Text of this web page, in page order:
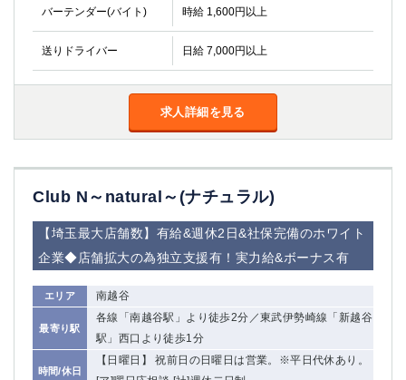
バーテンダー(バイト) 時給 1,600円以上
送りドライバー 日給 7,000円以上
求人詳細を見る
Club N～natural～(ナチュラル)
【埼玉最大店舗数】有給&週休2日&社保完備のホワイト
企業◆店舗拡大の為独立支援有！実力給&ボーナス有
エリア 南越谷
最寄り駅
各線「南越谷駅」より徒歩2分／東武伊勢崎線「新越谷
駅」西口より徒歩1分
時間/休日
【日曜日】 祝前日の日曜日は営業。※平日代休あり。
成田
千葉
西船橋
佐倉
柏（西口）
木更津
本八幡
栃木県
宇都宮
小山
東武宇都宮（宇都宮西口）
茨城県
土浦 ひたち野うしく